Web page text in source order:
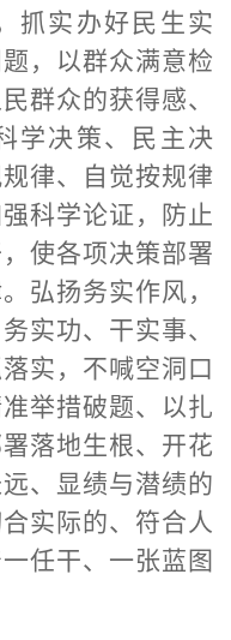
抓实办好民生实
，以群众满意检
群众的获得感、
学决策、民主决
律、自觉按规律
科学论证，防止
使各项决策部署
弘扬务实作风，
实功、干实事、
实，不喊空洞口
举措破题、以扎
落地生根、开花
、显绩与潜绩的
实际的、符合人
任干、一张蓝图